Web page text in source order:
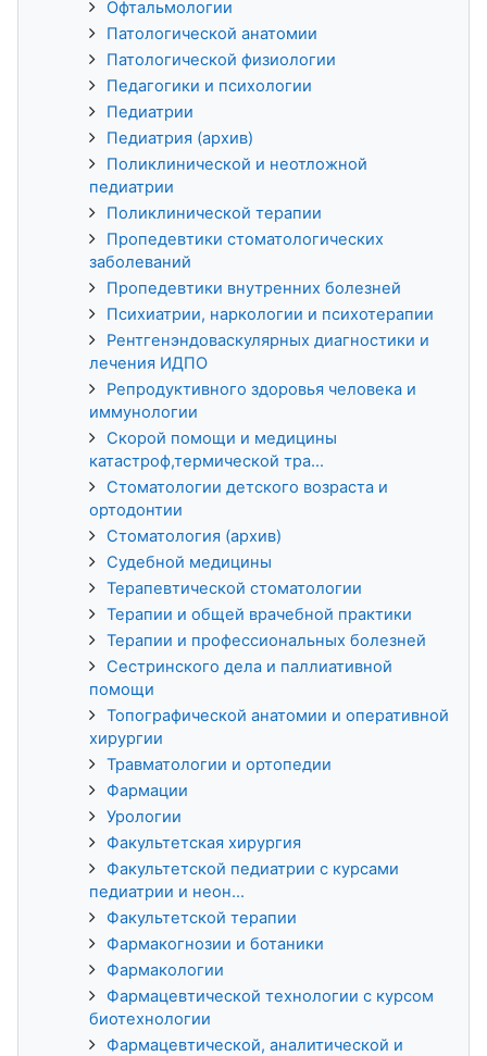
Офтальмологии
Патологической анатомии
Патологической физиологии
Педагогики и психологии
Педиатрии
Педиатрия (архив)
Поликлинической и неотложной
педиатрии
Поликлинической терапии
Пропедевтики стоматологических
заболеваний
Пропедевтики внутренних болезней
Психиатрии, наркологии и психотерапии
Рентгенэндоваскулярных диагностики и
лечения ИДПО
Репродуктивного здоровья человека и
иммунологии
Скорой помощи и медицины
катастроф,термической тра...
Стоматологии детского возраста и
ортодонтии
Стоматология (архив)
Судебной медицины
Терапевтической стоматологии
Терапии и общей врачебной практики
Терапии и профессиональных болезней
Сестринского дела и паллиативной
помощи
Топографической анатомии и оперативной
хирургии
Травматологии и ортопедии
Фармации
Урологии
Факультетская хирургия
Факультетской педиатрии с курсами
педиатрии и неон...
Факультетской терапии
Фармакогнозии и ботаники
Фармакологии
Фармацевтической технологии с курсом
биотехнологии
Фармацевтической, аналитической и